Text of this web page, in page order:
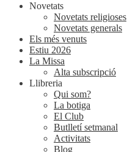
Novetats
Novetats religioses
Novetats generals
Els més venuts
Estiu 2026
La Missa
Alta subscripció
Llibreria
Qui som?
La botiga
El Club
Butlletí setmanal
Activitats
Blog